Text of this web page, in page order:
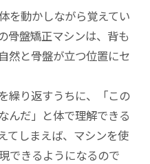
を動かしながら覚えてい
骨盤矯正マシンは、背も
然と骨盤が立つ位置にセ
繰り返すうちに、「この
んだ」と体で理解できる
てしまえば、マシンを使
できるようになるので